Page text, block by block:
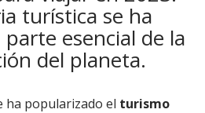
turística se ha
esencial de la
del planeta.
ha popularizado el turismo